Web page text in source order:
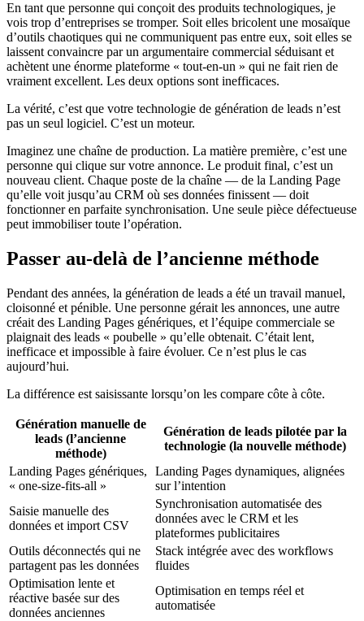
En tant que personne qui conçoit des produits technologiques, je
vois trop d’entreprises se tromper. Soit elles bricolent une mosaïque
d’outils chaotiques qui ne communiquent pas entre eux, soit elles se
laissent convaincre par un argumentaire commercial séduisant et
achètent une énorme plateforme « tout-en-un » qui ne fait rien de
vraiment excellent. Les deux options sont inefficaces.
La vérité, c’est que votre technologie de génération de leads n’est
pas un seul logiciel. C’est un moteur.
Imaginez une chaîne de production. La matière première, c’est une
personne qui clique sur votre annonce. Le produit final, c’est un
nouveau client. Chaque poste de la chaîne — de la Landing Page
qu’elle voit jusqu’au CRM où ses données finissent — doit
fonctionner en parfaite synchronisation. Une seule pièce défectueuse
peut immobiliser toute l’opération.
Passer au-delà de l’ancienne méthode
Pendant des années, la génération de leads a été un travail manuel,
cloisonné et pénible. Une personne gérait les annonces, une autre
créait des Landing Pages génériques, et l’équipe commerciale se
plaignait des leads « poubelle » qu’elle obtenait. C’était lent,
inefficace et impossible à faire évoluer. Ce n’est plus le cas
aujourd’hui.
La différence est saisissante lorsqu’on les compare côte à côte.
Génération manuelle de
leads (l’ancienne
méthode)
Génération de leads pilotée par la
technologie (la nouvelle méthode)
Landing Pages génériques,
« one-size-fits-all »
Landing Pages dynamiques, alignées
sur l’intention
Saisie manuelle des
données et import CSV
Synchronisation automatisée des
données avec le CRM et les
plateformes publicitaires
Outils déconnectés qui ne
partagent pas les données
Stack intégrée avec des workflows
fluides
Optimisation lente et
réactive basée sur des
données anciennes
Optimisation en temps réel et
automatisée